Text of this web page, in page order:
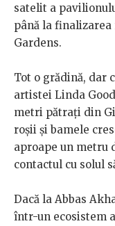
satelit a
până la
Gardens.
Tot o grădină, dar
artistei Linda
metri pătrați din
roșii și bamele
aproape un metru
contactul cu solul
Dacă la Abbas
într-un ecosistem